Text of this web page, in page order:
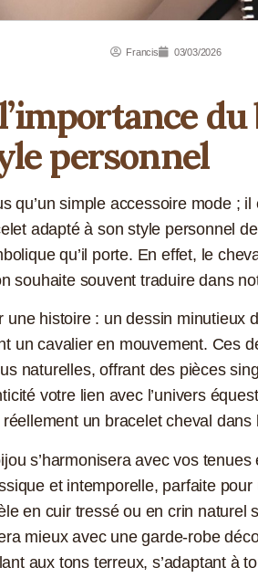
Francis 03/03/2026
personnel
qu’un simple accessoire mode ; il
adapté à son style personnel
qu’il porte. En effet, le
souhaite souvent traduire dans
une histoire : un dessin minutieux
un cavalier en mouvement. Ces
naturelles, offrant des pièces
votre lien avec l’univers
un bracelet cheval
s’harmonisera avec vos
et intemporelle, parfaite
en cuir tressé ou en crin naturel
mieux avec une garde-robe
aux tons terreux, s’adaptant à